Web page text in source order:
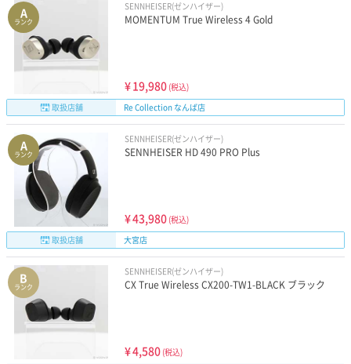
A
ランク
SENNHEISER(ゼンハイザー)
MOMENTUM True Wireless 4 Gold
¥19,980 (税込)
取扱店舗
Re Collection なんば店
A
ランク
SENNHEISER(ゼンハイザー)
SENNHEISER HD 490 PRO Plus
¥43,980 (税込)
取扱店舗
大宮店
B
ランク
SENNHEISER(ゼンハイザー)
CX True Wireless CX200-TW1-BLACK ブラック
¥4,580 (税込)